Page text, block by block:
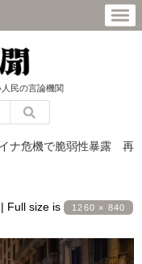
民の言論機関
ナ危機で脆弱性暴露 再
| Full size is 1260 × 840